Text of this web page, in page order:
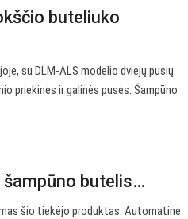
buteliuko
su DLM-ALS modelio dviejų pusių
priekinės ir galinės pusės. Šampūno
šampūno butelis…
šio tiekėjo produktas. Automatinė